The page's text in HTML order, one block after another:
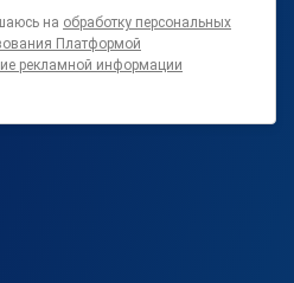
на обработку персональных
Платформой
рекламной информации